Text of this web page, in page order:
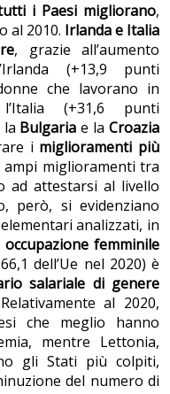
i Paesi migliorano,
al 2010. Irlanda e Italia
, grazie all’aumento
(+13,9 punti
che lavorano in
(+31,6 punti
la Bulgariae la Croazia
i miglioramenti più
ampi miglioramenti tra
ad attestarsi al livello
però, si evidenziano
analizzati, in
femminile
dell’Ue nel 2020) è
salariale di genere
al 2020,
che meglio hanno
mentre Lettonia,
gli Stati più colpiti,
del numero di